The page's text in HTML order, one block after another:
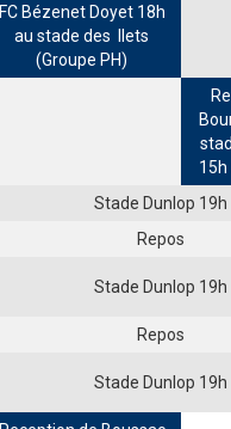
FC Bézenet Doyet 18h
au stade des Ilets
(Groupe PH)
15h
Stade Dunlop 19h
Repos
Stade Dunlop 19h
Repos
Stade Dunlop 19h